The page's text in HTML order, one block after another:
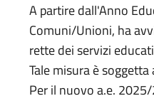
A partire dall'Anno
Comuni/Unioni, ha
rette dei servizi
Tale misura è
Per il nuovo a.e.